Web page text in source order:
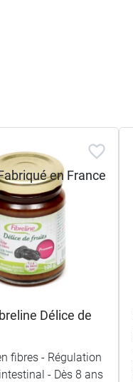
Délice de
fibres - Régulation
- Dès 8 ans